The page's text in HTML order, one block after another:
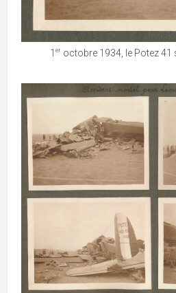
1 er octobre 1934, le Potez 41